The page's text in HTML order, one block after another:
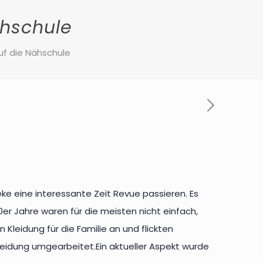
die Nähschule
eine interessante Zeit Revue passieren. Es
Jahre waren für die meisten nicht einfach,
Kleidung für die Familie an und flickten
umgearbeitet.Ein aktueller Aspekt wurde